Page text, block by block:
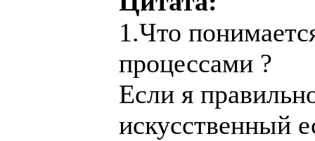
1.Что
процессами ?
Если я
искусственный